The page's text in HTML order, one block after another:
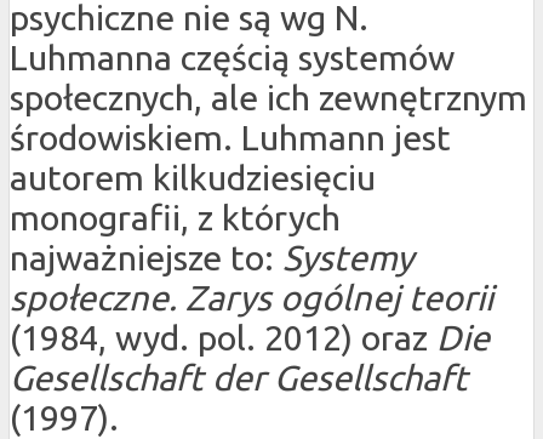
psychiczne nie są wg N.
Luhmanna częścią systemów
społecznych, ale ich zewnętrznym
środowiskiem. Luhmann jest
autorem kilkudziesięciu
monografii, z których
najważniejsze to: Systemy
społeczne. Zarys ogólnej teorii
(1984, wyd. pol. 2012) oraz Die
Gesellschaft der Gesellschaft
(1997).